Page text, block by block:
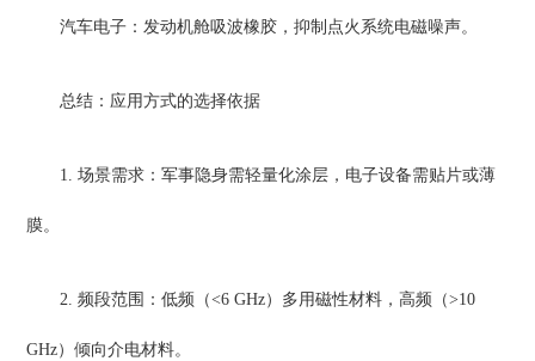
汽车电子：发动机舱吸波橡胶，抑制点火系统电磁噪声。
总结：应用方式的选择依据
1. 场景需求：军事隐身需轻量化涂层，电子设备需贴片或薄
膜。
2. 频段范围：低频（<6 GHz）多用磁性材料，高频（>10
GHz）倾向介电材料。